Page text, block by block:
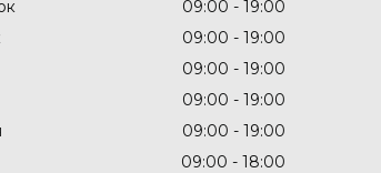
09:00
19:00
09:00
19:00
09:00
19:00
09:00
19:00
09:00
19:00
09:00
18:00